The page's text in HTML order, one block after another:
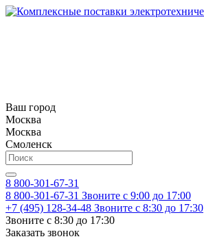
Ваш город
Москва
Москва
Смоленск
8 800-301-67-31
8 800-301-67-31 Звоните с 9:00 до 17:00
+7 (495) 128-34-48 Звоните с 8:30 до 17:30
Звоните с 8:30 до 17:30
Заказать звонок